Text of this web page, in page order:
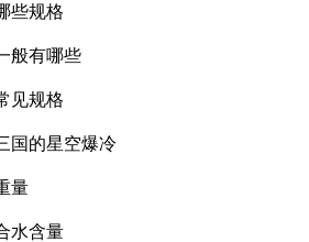
些规格
般有哪些
见规格
国的星空爆冷
量
水含量